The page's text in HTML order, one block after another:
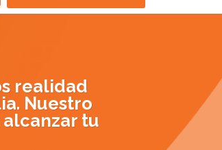
realidad
Nuestro
tu